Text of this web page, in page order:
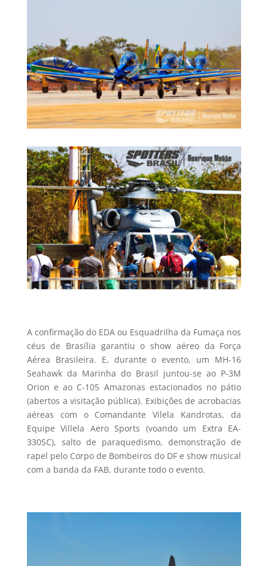
A confirmação do EDA ou Esquadrilha da Fumaça nos
céus de Brasília garantiu o show aéreo da Força
Aérea Brasileira. E, durante o evento, um MH-16
Seahawk da Marinha do Brasil juntou-se ao P-3M
Orion e ao C-105 Amazonas estacionados no pátio
(abertos a visitação pública). Exibições de acrobacias
aéreas com o Comandante Vilela Kandrotas, da
Equipe Villela Aero Sports (voando um Extra EA-
330SC), salto de paraquedismo, demonstração de
rapel pelo Corpo de Bombeiros do DF e show musical
com a banda da FAB, durante todo o evento.